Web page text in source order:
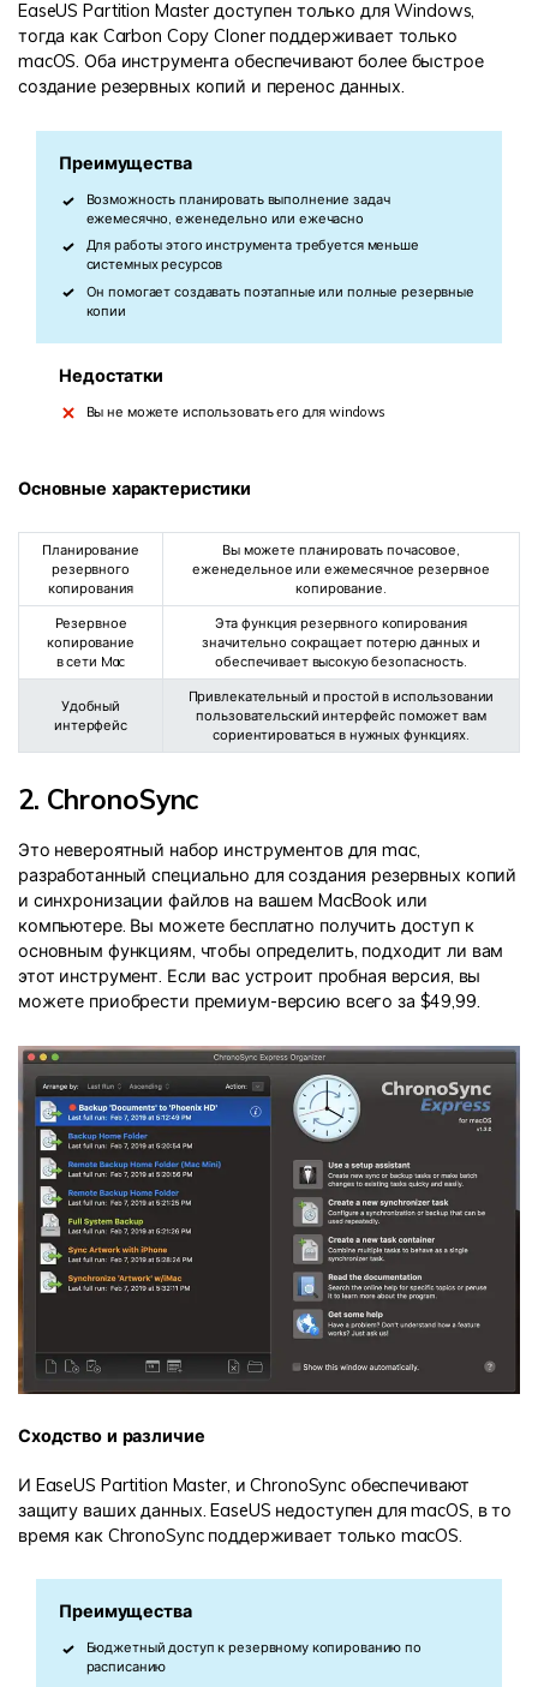
EaseUS Partition Master доступен только для Windows,
тогда как Carbon Copy Cloner поддерживает только
macOS. Оба инструмента обеспечивают более быстрое
создание резервных копий и перенос данных.
Преимущества
Возможность планировать выполнение задач
ежемесячно, еженедельно или ежечасно
Для работы этого инструмента требуется меньше
системных ресурсов
Он помогает создавать поэтапные или полные резервные
копии
Недостатки
Вы не можете использовать его для windows
Основные характеристики
Планирование
резервного
копирования
Вы можете планировать почасовое,
еженедельное или ежемесячное резервное
копирование.
Резервное
копирование
в сети Mac
Эта функция резервного копирования
значительно сокращает потерю данных и
обеспечивает высокую безопасность.
Удобный
интерфейс
Привлекательный и простой в использовании
пользовательский интерфейс поможет вам
сориентироваться в нужных функциях.
2. ChronoSync
Это невероятный набор инструментов для mac,
разработанный специально для создания резервных копий
и синхронизации файлов на вашем MacBook или
компьютере. Вы можете бесплатно получить доступ к
основным функциям, чтобы определить, подходит ли вам
этот инструмент. Если вас устроит пробная версия, вы
можете приобрести премиум-версию всего за $49,99.
Сходство и различие
И EaseUS Partition Master, и ChronoSync обеспечивают
защиту ваших данных. EaseUS недоступен для macOS, в то
время как ChronoSync поддерживает только macOS.
Преимущества
Бюджетный доступ к резервному копированию по
расписанию